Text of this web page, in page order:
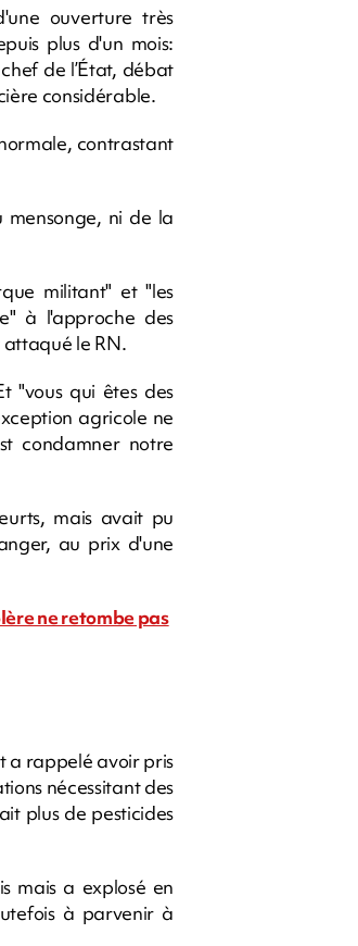
ouverture très
plus d'un mois:
de l’État, débat
considérable.
contrastant
mensonge, ni de la
militant" et "les
à l'approche des
attaqué le RN.
"vous qui êtes des
agricole ne
condamner notre
mais avait pu
au prix d'une
ne retombe pas
a rappelé avoir pris
nécessitant des
plus de pesticides
mais a explosé en
à parvenir à